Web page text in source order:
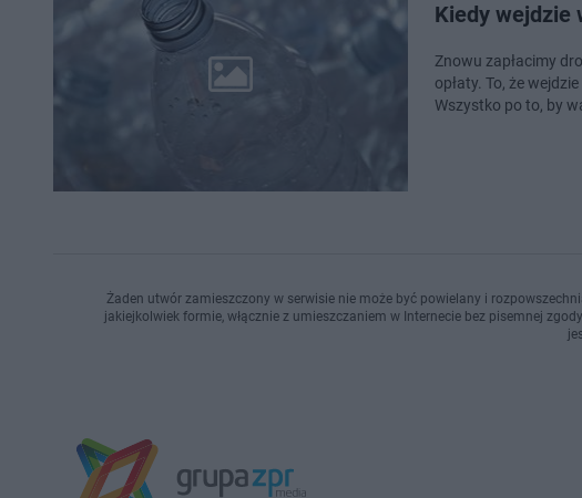
Kiedy wejdzie
Znowu zapłacimy
opłaty. To, że
Wszystko po to, by
Żaden utwór zamieszczony w serwisie nie może być powielany i
jakiejkolwiek formie, włącznie z umieszczaniem w Internecie bez pisemnej